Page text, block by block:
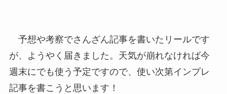
予想や考察でさんざん記事を書いたリールです
が、ようやく届きました。天気が崩れなければ今
週末にでも使う予定ですので、使い次第インプレ
記事を書こうと思います！